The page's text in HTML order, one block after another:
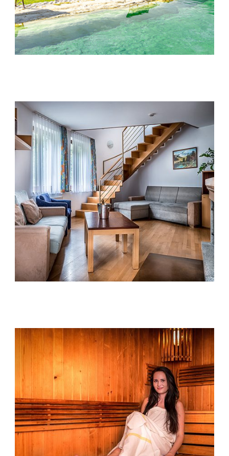
reklamných
kampaní. Tieto
cookies môžu byť
nastavené aj
partnermi, ako je